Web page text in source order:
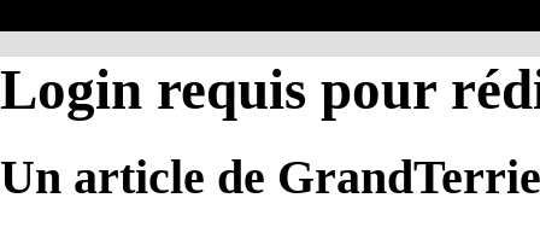
Login requis pour
Un article de